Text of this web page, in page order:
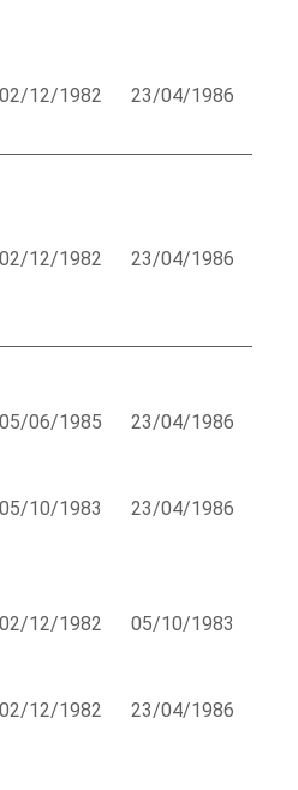
02/12/1982 23/04/1986
02/12/1982 23/04/1986
05/06/1985 23/04/1986
05/10/1983 23/04/1986
02/12/1982 05/10/1983
02/12/1982 23/04/1986